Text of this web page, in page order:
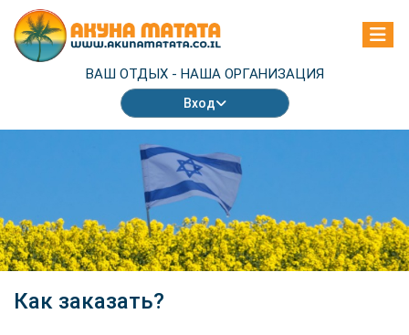
ВАШ ОТДЫХ - НАША ОРГАНИЗАЦИЯ
Вход
Как заказать?